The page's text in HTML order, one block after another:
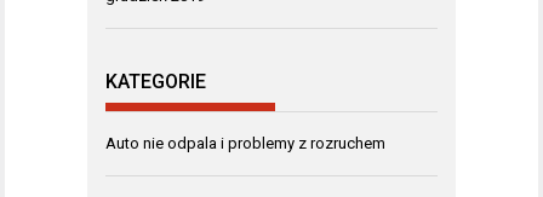
KATEGORIE
Auto nie odpala i problemy z rozruchem